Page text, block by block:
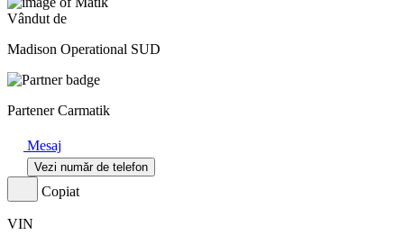
Vândut de
Madison Operational SUD
Partener Carmatik
Mesaj
Vezi număr de telefon
Copiat
VIN